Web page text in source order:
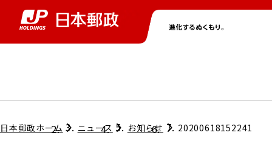
グループ情報トップ
株主・投資家情報トップ
ニューストップ
サステナビリティトップ
採用情報トップ
日本郵政ホーム ニュース お知らせ 20200618152241